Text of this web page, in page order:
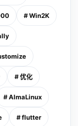
# Win2K
# 优化
# AlmaLinux
# flutter